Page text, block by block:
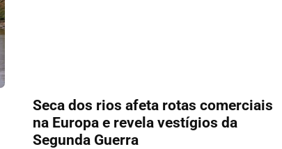
Seca dos rios afeta rotas comerciais
na Europa e revela vestígios da
Segunda Guerra